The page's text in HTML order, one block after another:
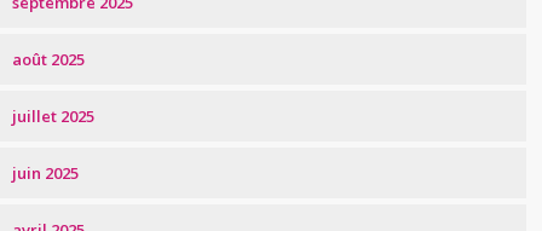
août 2025
juillet 2025
juin 2025